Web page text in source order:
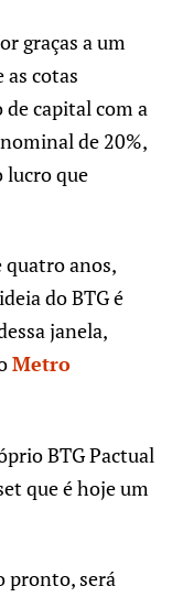
graças a um
cotas
de capital com a
de 20%,
lucro que
quatro anos,
do BTG é
janela,
Metro
BTG Pactual
que é hoje um
pronto, será